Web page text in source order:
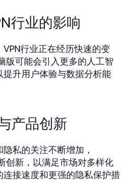
行业的影响
行业正在经历快速的变
可能会引入更多的人工智
升用户体验与数据分析能
产品创新
私的关注不断增加，
创新，以满足市场对多样化
接速度和更强的隐私保护措